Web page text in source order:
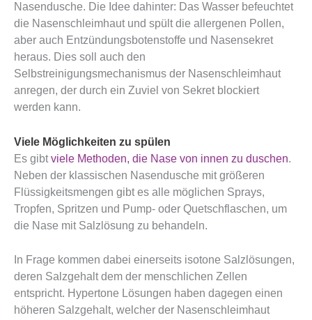
Nasendusche. Die Idee dahinter: Das Wasser befeuchtet
die Nasenschleimhaut und spült die allergenen Pollen,
aber auch Entzündungsbotenstoffe und Nasensekret
heraus. Dies soll auch den
Selbstreinigungsmechanismus der Nasenschleimhaut
anregen, der durch ein Zuviel von Sekret blockiert
werden kann.
Viele Möglichkeiten zu spülen
Es gibtviele Methoden, die Nase von innen zu duschen.
Neben der klassischen Nasendusche mit größeren
Flüssigkeitsmengen gibt es alle möglichen Sprays,
Tropfen, Spritzen und Pump- oder Quetschflaschen, um
die Nase mit Salzlösung zu behandeln.
In Frage kommen dabei einerseits isotone Salzlösungen,
deren Salzgehalt dem der menschlichen Zellen
entspricht. Hypertone Lösungen haben dagegen einen
höheren Salzgehalt, welcher der Nasenschleimhaut